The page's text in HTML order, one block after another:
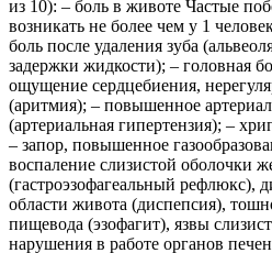
из 10): ‒ боль в животе Частые
возникать не более чем у 1
боль после удаления зуба
задержки жидкости); ‒ головная
ощущение сердцебиения,
(аритмия); ‒ повышенное
(артериальная гипертензия); ‒
‒ запор, повышенное
воспаление слизистой оболочки
(гастроэзофагеальный рефлюкс),
области живота (диспепсия),
пищевода (эзофагит), язвы
нарушения в работе органов